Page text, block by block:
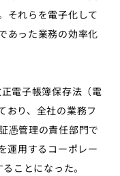
それらを電子化して
あった業務の効率化
電子帳簿保存法（電
おり、全社の業務フ
憑管理の責任部門で
運用するコーポレー
ことになった。